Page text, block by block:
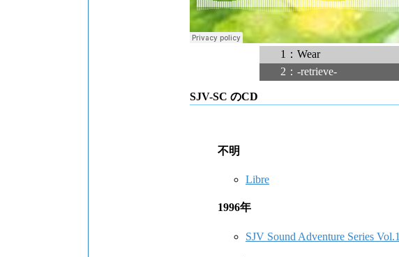
1：Wear
2：-retrieve-
SJV-SC のCD
不明
Libre
1996年
SJV Sound Adventure Series Vol.1